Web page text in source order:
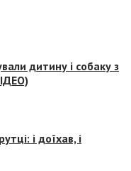
дитину і собаку з
і доїхав, і